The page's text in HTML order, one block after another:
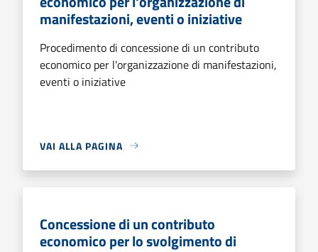
manifestazioni, eventi o iniziative
Procedimento di concessione di un contributo
economico per l'organizzazione di manifestazioni,
eventi o iniziative
VAI ALLA PAGINA
Concessione di un contributo
economico per lo svolgimento di